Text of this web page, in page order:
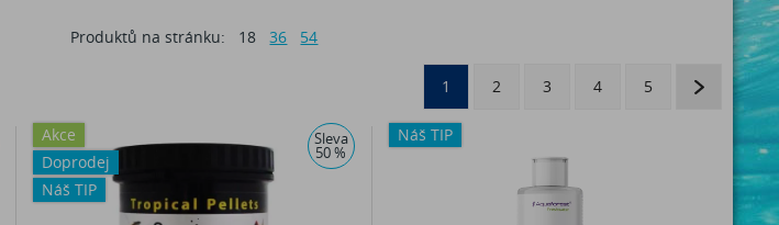
Produktů na stránku: 18 36 54
1 2 3 4 5
Akce
Doprodej
Náš TIP
Sleva
50 %
Náš TIP